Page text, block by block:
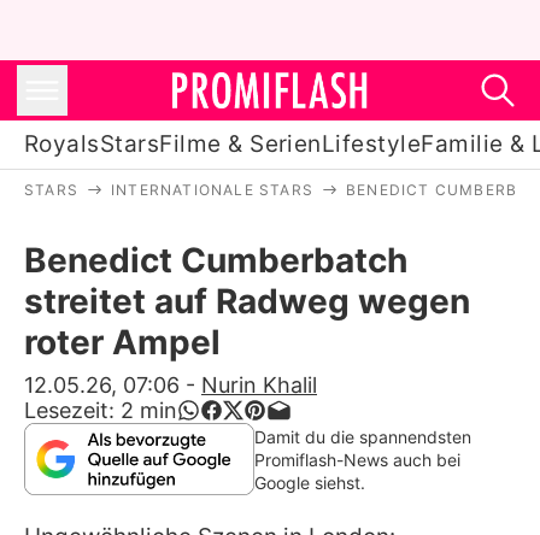
RoyalsStarsFilme & SerienLifestyleFamilie &
Stars
Filme & Serien
Lifestyle
Familie & Liebe
Promiflash Exklusiv
STARS INTERNATIONALE STARS BENEDICT
Benedict Cumberbatch
streitet auf Radweg wegen
roter Ampel
12.05.26, 07:06 - Nurin Khalil
Lesezeit: 2 min
Damit du die spannendsten
Promiflash-News auch bei
Google siehst.